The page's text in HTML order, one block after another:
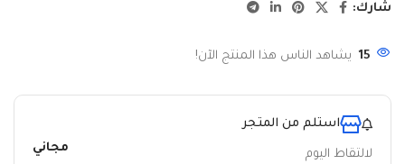
شارك:
15 يشاهد الناس هذا المنتج الآن!
استلم من المتجر
لالتقاط اليوم مجاني